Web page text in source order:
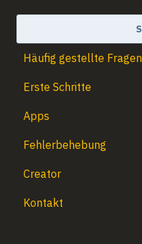
Häufig gestellte Fragen
Erste Schritte
Apps
Fehlerbehebung
Creator
Kontakt